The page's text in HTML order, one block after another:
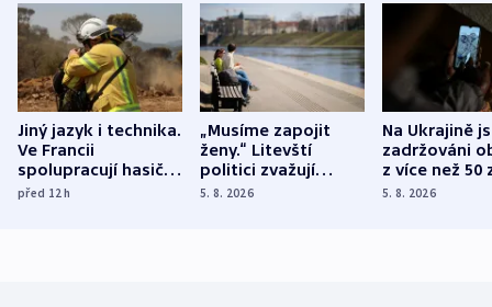
Jiný jazyk i technika.
Ve Francii
spolupracují hasiči z
různých zemí
před 12h
„Musíme zapojit
ženy.“ Litevští
politici zvažují
dohodu o
5. 8. 2026
Na Ukrajině
zadržováni
z více než 50
Bojovali na
5. 8. 2026